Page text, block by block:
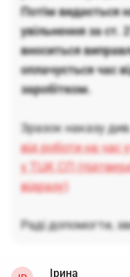
Потім видається
увільнення за ст.
вноситься
оплачується час
заробітком.
Зразок наказу
від роботи на час
у ТЦК СП
відразу)
Раді допомогти,
Ірина